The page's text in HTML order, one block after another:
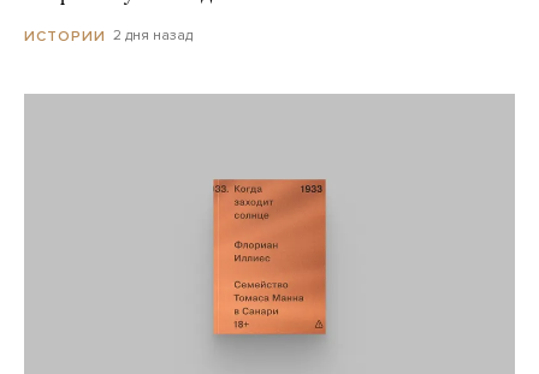
ИСТОРИИ 2 дня назад